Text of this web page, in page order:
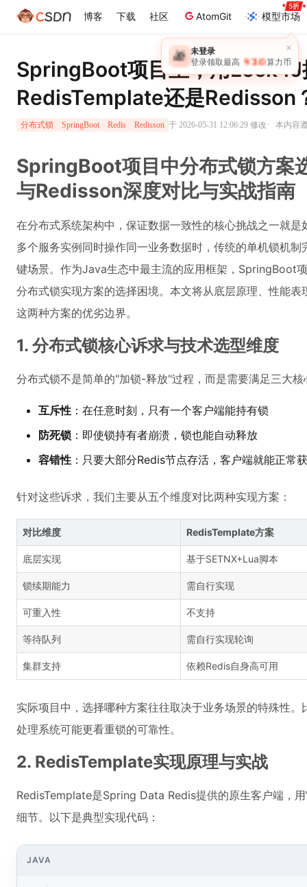
博客 下载 社区 AtomGit 模型市场
×
🎁 未登录
登录领取最高 ￥30 算力币
SpringBoot项目里，用Lock4J
RedisTemplate还是Redisson
分布式锁 SpringBoot Redis Redisson 于 2026-05-31 12:06:29 修改· 本内容
SpringBoot项目中分布式锁方案
与Redisson深度对比与实战指南
在分布式系统架构中，保证数据一致性的核心挑战之一就
多个服务实例同时操作同一业务数据时，传统的单机锁机
键场景。作为Java生态中最主流的应用框架，SpringBoot
分布式锁实现方案的选择困境。本文将从底层原理、性能
这两种方案的优劣边界。
1. 分布式锁核心诉求与技术选型维度
分布式锁不是简单的"加锁-释放"过程，而是需要满足三大核
互斥性 ：在任意时刻，只有一个客户端能持有锁
防死锁 ：即使锁持有者崩溃，锁也能自动释放
容错性 ：只要大部分Redis节点存活，客户端就能正常
针对这些诉求，我们主要从五个维度对比两种实现方案：
对比维度 RedisTemplate方案
底层实现 基于SETNX+Lua脚本
锁续期能力 需自行实现
可重入性 不支持
等待队列 需自行实现轮询
集群支持 依赖Redis自身高可用
实际项目中，选择哪种方案往往取决于业务场景的特殊性
处理系统可能更看重锁的可靠性。
2. RedisTemplate实现原理与实战
RedisTemplate是Spring Data Redis提供的原生客户端，
细节。以下是典型实现代码：
JAVA